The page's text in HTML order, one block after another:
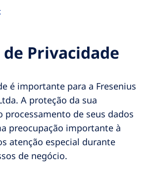
Privacidade
é importante para a Fresenius
A proteção da sua
processamento de seus dados
preocupação importante à
atenção especial durante
de negócio.